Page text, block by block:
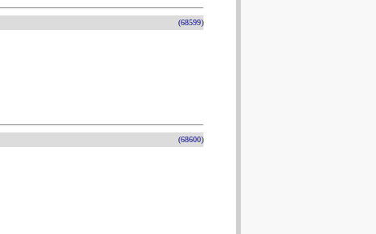
(68599)
(68600)